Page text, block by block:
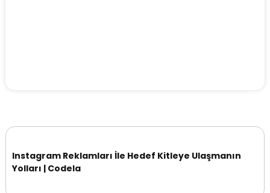
Instagram Reklamları İle Hedef Kitleye Ulaşmanın
Yolları | Codela